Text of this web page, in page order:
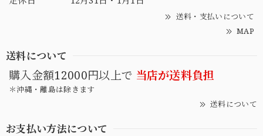
送料・支払いについて
MAP
送料について
購入金額12000円以上で 当店が送料負担
＊沖縄・離島は除きます
送料について
お支払い方法について